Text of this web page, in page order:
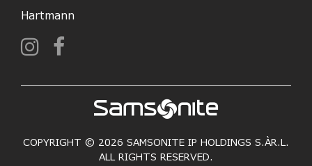
Hartmann
COPYRIGHT © 2026 SAMSONITE IP HOLDINGS S.ÀR.L.
ALL RIGHTS RESERVED.